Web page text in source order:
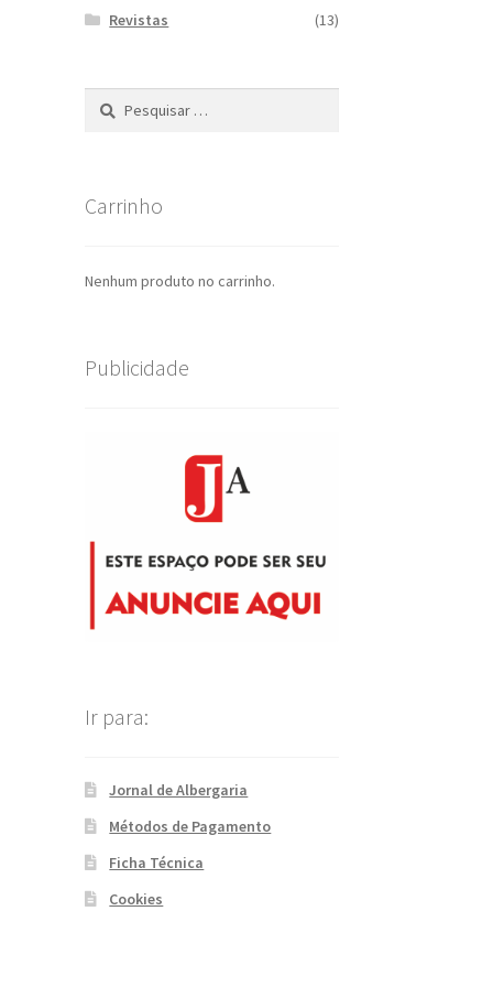
Revistas
(13)
Pesquisar
Carrinho
Nenhum produto no carrinho.
Publicidade
Ir para:
Jornal de Albergaria
Métodos de Pagamento
Ficha Técnica
Cookies